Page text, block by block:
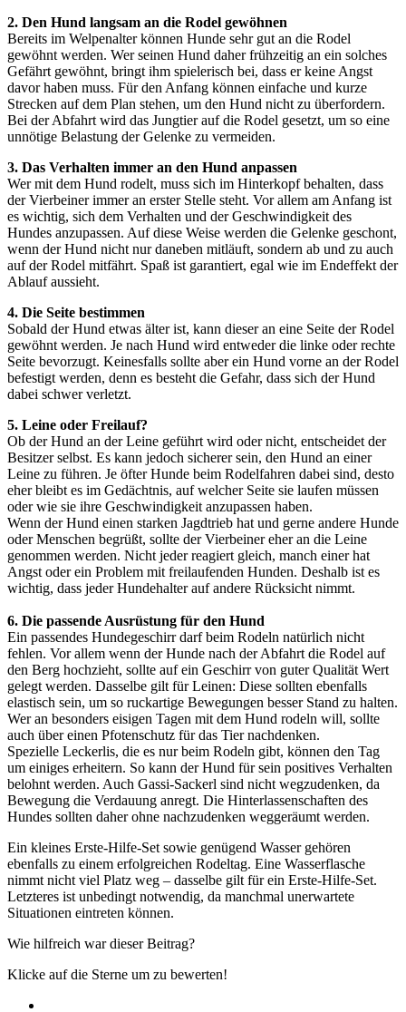
2. Den Hund langsam an die Rodel gewöhnen
Bereits im Welpenalter können Hunde sehr gut an die Rodel
gewöhnt werden. Wer seinen Hund daher frühzeitig an ein solches
Gefährt gewöhnt, bringt ihm spielerisch bei, dass er keine Angst
davor haben muss. Für den Anfang können einfache und kurze
Strecken auf dem Plan stehen, um den Hund nicht zu überfordern.
Bei der Abfahrt wird das Jungtier auf die Rodel gesetzt, um so eine
unnötige Belastung der Gelenke zu vermeiden.
3. Das Verhalten immer an den Hund anpassen
Wer mit dem Hund rodelt, muss sich im Hinterkopf behalten, dass
der Vierbeiner immer an erster Stelle steht. Vor allem am Anfang ist
es wichtig, sich dem Verhalten und der Geschwindigkeit des
Hundes anzupassen. Auf diese Weise werden die Gelenke geschont,
wenn der Hund nicht nur daneben mitläuft, sondern ab und zu auch
auf der Rodel mitfährt. Spaß ist garantiert, egal wie im Endeffekt der
Ablauf aussieht.
4. Die Seite bestimmen
Sobald der Hund etwas älter ist, kann dieser an eine Seite der Rodel
gewöhnt werden. Je nach Hund wird entweder die linke oder rechte
Seite bevorzugt. Keinesfalls sollte aber ein Hund vorne an der Rodel
befestigt werden, denn es besteht die Gefahr, dass sich der Hund
dabei schwer verletzt.
5. Leine oder Freilauf?
Ob der Hund an der Leine geführt wird oder nicht, entscheidet der
Besitzer selbst. Es kann jedoch sicherer sein, den Hund an einer
Leine zu führen. Je öfter Hunde beim Rodelfahren dabei sind, desto
eher bleibt es im Gedächtnis, auf welcher Seite sie laufen müssen
oder wie sie ihre Geschwindigkeit anzupassen haben.
Wenn der Hund einen starken Jagdtrieb hat und gerne andere Hunde
oder Menschen begrüßt, sollte der Vierbeiner eher an die Leine
genommen werden. Nicht jeder reagiert gleich, manch einer hat
Angst oder ein Problem mit freilaufenden Hunden. Deshalb ist es
wichtig, dass jeder Hundehalter auf andere Rücksicht nimmt.
6. Die passende Ausrüstung für den Hund
Ein passendes Hundegeschirr darf beim Rodeln natürlich nicht
fehlen. Vor allem wenn der Hunde nach der Abfahrt die Rodel auf
den Berg hochzieht, sollte auf ein Geschirr von guter Qualität Wert
gelegt werden. Dasselbe gilt für Leinen: Diese sollten ebenfalls
elastisch sein, um so ruckartige Bewegungen besser Stand zu halten.
Wer an besonders eisigen Tagen mit dem Hund rodeln will, sollte
auch über einen Pfotenschutz für das Tier nachdenken.
Spezielle Leckerlis, die es nur beim Rodeln gibt, können den Tag
um einiges erheitern. So kann der Hund für sein positives Verhalten
belohnt werden. Auch Gassi-Sackerl sind nicht wegzudenken, da
Bewegung die Verdauung anregt. Die Hinterlassenschaften des
Hundes sollten daher ohne nachzudenken weggeräumt werden.
Ein kleines Erste-Hilfe-Set sowie genügend Wasser gehören
ebenfalls zu einem erfolgreichen Rodeltag. Eine Wasserflasche
nimmt nicht viel Platz weg – dasselbe gilt für ein Erste-Hilfe-Set.
Letzteres ist unbedingt notwendig, da manchmal unerwartete
Situationen eintreten können.
Wie hilfreich war dieser Beitrag?
Klicke auf die Sterne um zu bewerten!